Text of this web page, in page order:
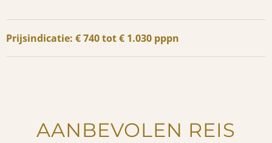
Prijsindicatie: € 740 tot € 1.030 pppn
AANBEVOLEN REIS